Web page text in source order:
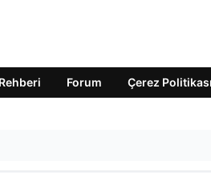
Forum Çerez Politikası